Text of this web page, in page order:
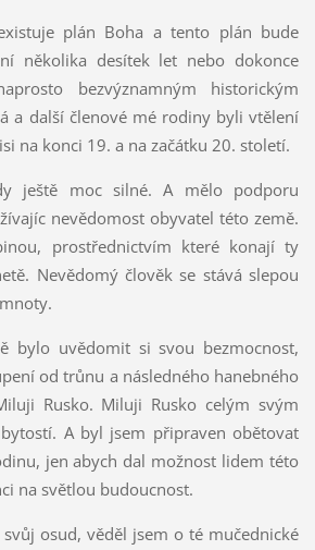
plán Boha a tento plán bude
několika desítek let nebo dokonce
bezvýznamným historickým
a další členové mé rodiny byli vtělení
na konci 19. a na začátku 20. století.
ještě moc silné. A mělo podporu
nevědomost obyvatel této země.
prostřednictvím které konají ty
Nevědomý člověk se stává slepou
bylo uvědomit si svou bezmocnost,
od trůnu a následného hanebného
Rusko. Miluji Rusko celým svým
A byl jsem připraven obětovat
jen abych dal možnost lidem této
na světlou budoucnost.
osud, věděl jsem o té mučednické